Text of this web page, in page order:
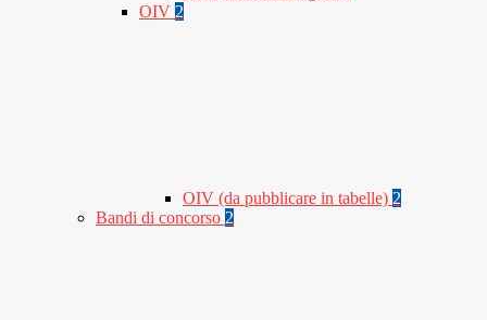
OIV 2
OIV (da pubblicare in tabelle) 2
Bandi di concorso 2